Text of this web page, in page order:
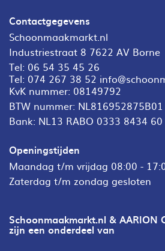
Contactgegevens
Schoonmaakmarkt.nl
Industriestraat 8 7622 AV Borne
Tel: 06 54 35 45 26
Tel: 074 267 38 52
KvK nummer: 08149792
BTW nummer: NL816952875B01
Bank: NL13 RABO 0333 8434 60
Openingstijden
Maandag t/m vrijdag 08:00 -
Zaterdag t/m zondag gesloten
Schoonmaakmarkt.nl & AARION
zijn een onderdeel van